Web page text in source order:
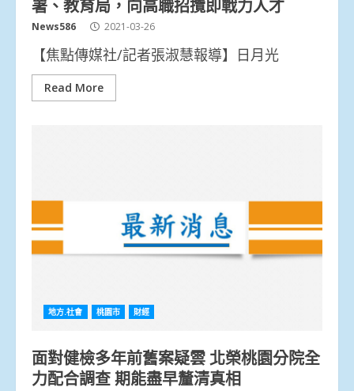
News586 2021-03-26
【焦點傳媒社/記者張淑慧報導】日月光
Read More
地方.社會 桃園市 財經
面對健檢多年前舊案疑雲 北榮桃園分院全
力配合調查 期能盡早釐清真相